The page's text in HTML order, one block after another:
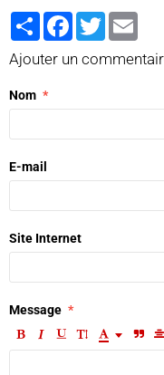
PartagerFacebook
Twitter
Ajouter un
Nom
E-mail
Site Internet
Message